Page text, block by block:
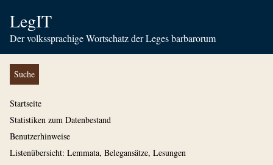
LegIT
Der volkssprachige Wortschatz der Leges barbarorum
Suche
Startseite
Statistiken zum Datenbestand
Benutzerhinweise
Listenübersicht: Lemmata, Belegansätze, Lesungen